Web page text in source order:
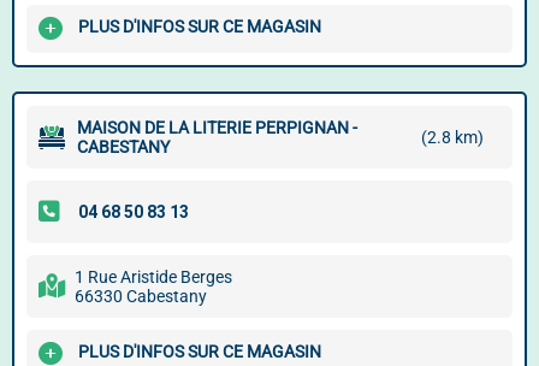
PLUS D'INFOS SUR CE MAGASIN
MAISON DE LA LITERIE PERPIGNAN -
CABESTANY
(2.8 km)
1 Rue Aristide Berges
66330 Cabestany
PLUS D'INFOS SUR CE MAGASIN